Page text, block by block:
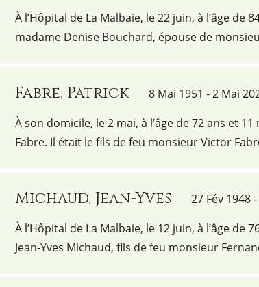
À l’Hôpital de La Malbaie, le 22 juin, à l’âge de
madame Denise Bouchard, épouse de
Fabre, Patrick
8 Mai 1951 - 2 Mai
À son domicile, le 2 mai, à l’âge de 72 ans et
Fabre. Il était le fils de feu monsieur Victor
Michaud, Jean-Yves
27 Fév 1948
À l’Hôpital de La Malbaie, le 12 juin, à l’âge de
Jean-Yves Michaud, fils de feu monsieur